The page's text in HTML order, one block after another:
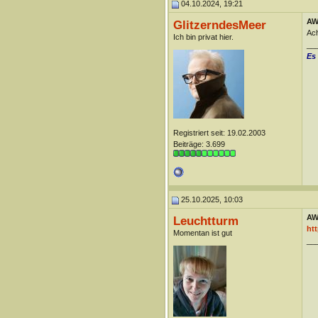
04.10.2024, 19:21
GlitzerndesMeer
Ich bin privat hier.
Registriert seit: 19.02.2003
Beiträge: 3.699
Es
25.10.2025, 10:03
Leuchtturm
Momentan ist gut